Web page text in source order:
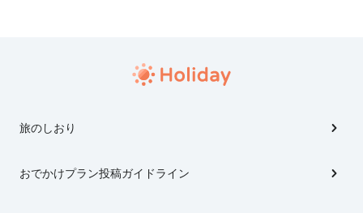
旅のしおり
おでかけプラン投稿ガイドライン